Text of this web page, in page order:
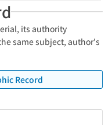
its authority
same subject, author's
Record